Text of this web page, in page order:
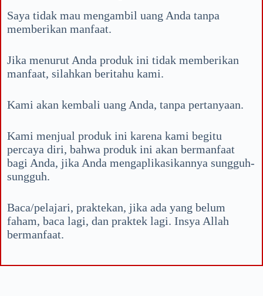
Saya tidak mau mengambil uang Anda tanpa
memberikan manfaat.
Jika menurut Anda produk ini tidak memberikan
manfaat, silahkan beritahu kami.
Kami akan kembali uang Anda, tanpa pertanyaan.
Kami menjual produk ini karena kami begitu
percaya diri, bahwa produk ini akan bermanfaat
bagi Anda, jika Anda mengaplikasikannya sungguh-
sungguh.
Baca/pelajari, praktekan, jika ada yang belum
faham, baca lagi, dan praktek lagi. Insya Allah
bermanfaat.